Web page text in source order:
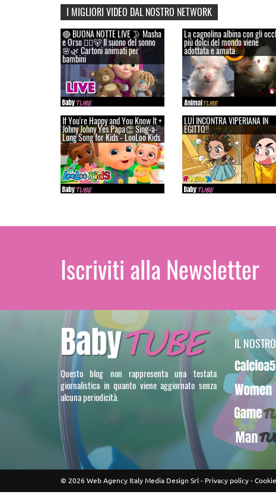
I MIGLIORI VIDEO DAL NOSTRO NETWORK
🔴 BUONA NOTTE LIVE 🌛 Masha
e Orso 👱‍♀️🐻 Il suono del sonno
🌸🌿 Cartoni animati per
bambini
La cagnolina albina con gli
più dolci del mondo viene
adottata e amata
If You're Happy and You Know It +
Johny Johny Yes Papa👏 Sing-a-
Long Song for Kids - LooLoo Kids
LUÌ INCONTRA VIPERIANA IN
EGITTO!!
Iscriviti alla Newsletter
Questo blog non rappresenta una testata
giornalistica in quanto viene aggiornato senza
alcuna periodicità.
IL
GameTUBE
ManTUBE
© 2026 Web Agency Italy Media Design Srl - Privacy policy-